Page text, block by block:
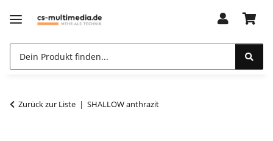
Zurück zur Liste SHALLOW anthrazit